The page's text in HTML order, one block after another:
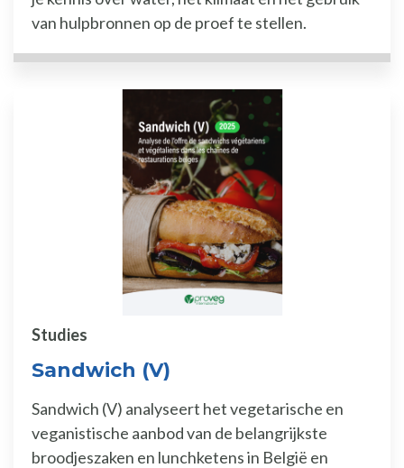
van hulpbronnen op de proef te stellen.
Sandwich (V)
Studies
Sandwich (V) analyseert het vegetarische en
veganistische aanbod van de belangrijkste
broodjeszaken en lunchketens in België en